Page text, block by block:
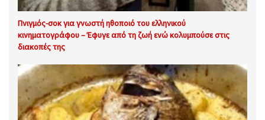
Πνιγμός-σοκ για γνωστή ηθοποιό του ελληνικού
κινηματογράφου – Έφυγε από τη ζωή ενώ κολυμπούσε στις
διακοπές της